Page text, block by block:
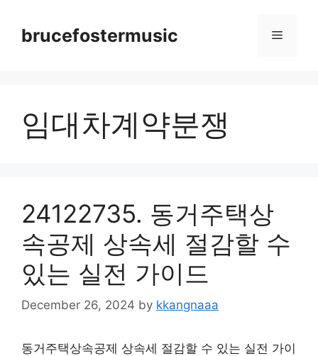
contentbrucefostermusic Menu
임대차계약분쟁
24122735. 동거주택상
속공제 상속세 절감할 수
있는 실전 가이드
December 26, 2024 by kkangnaaa
동거주택상속공제 상속세 절감할 수 있는 실전 가이